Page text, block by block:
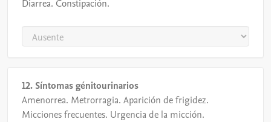
Diarrea. Constipación.
12. Síntomas génitourinarios
Amenorrea. Metrorragia. Aparición de frigidez.
Micciones frecuentes. Urgencia de la micción.